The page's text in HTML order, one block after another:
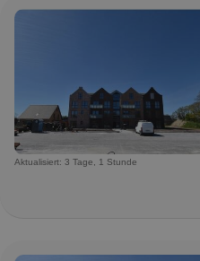
Aktualisiert: 3 Tage, 1 Stunde